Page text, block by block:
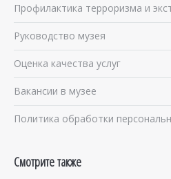
Профилактика терроризма и
Руководство музея
Оценка качества услуг
Вакансии в музее
Политика обработки
Смотрите также